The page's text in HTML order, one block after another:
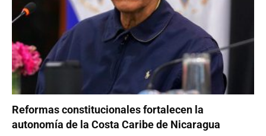
Reformas constitucionales fortalecen la
autonomía de la Costa Caribe de Nicaragua